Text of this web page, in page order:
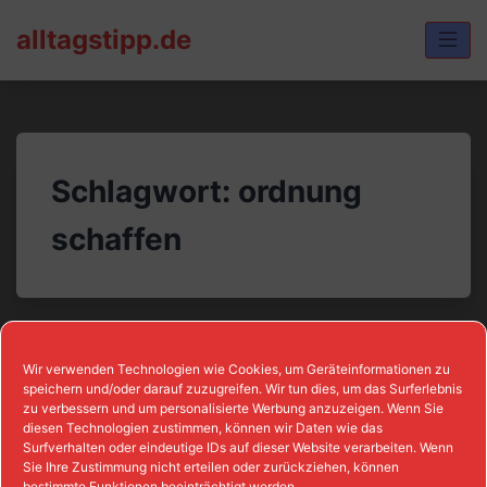
Wir verwenden Technologien wie Cookies, um Geräteinformationen zu
speichern und/oder darauf zuzugreifen. Wir tun dies, um das Surferlebnis
zu verbessern und um personalisierte Werbung anzuzeigen. Wenn Sie
diesen Technologien zustimmen, können wir Daten wie das
Surfverhalten oder eindeutige IDs auf dieser Website verarbeiten. Wenn
Sie Ihre Zustimmung nicht erteilen oder zurückziehen, können
alltagstipp.de
Schlagwort: ordnung
schaffen